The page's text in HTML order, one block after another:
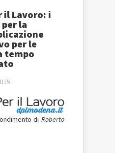
il Lavoro: i
la
per le
tempo
di Roberto